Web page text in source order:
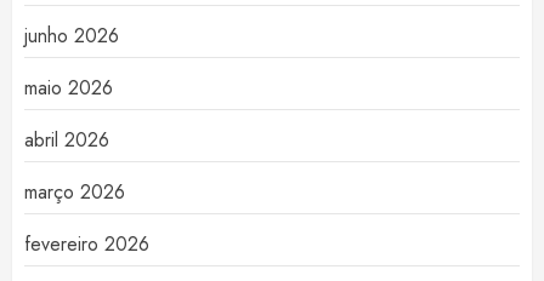
junho 2026
maio 2026
abril 2026
março 2026
fevereiro 2026